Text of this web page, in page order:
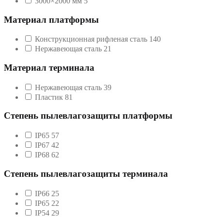
Материал платформы
Конструкционная рифленая сталь 140
Нержавеющая сталь 21
Материал терминала
Нержавеющая сталь 39
Пластик 81
Степень пылевлагозащиты платформы
IP65 57
IP67 42
IP68 62
Степень пылевлагозащиты терминала
IP66 25
IP65 22
IP54 29